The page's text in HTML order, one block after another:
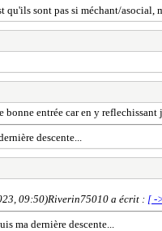
qu'ils sont pas si méchant/asocial,
bonne entrée car en y
descente...
09:50)Riverin75010 a écrit : [ -
ma dernière descente...